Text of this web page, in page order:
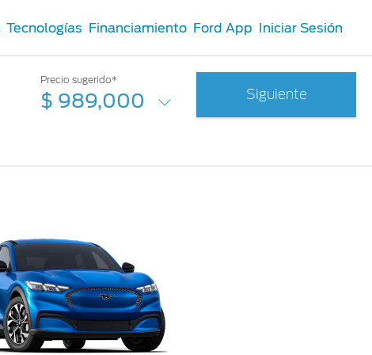
Tecnologías Financiamiento Ford App Iniciar Sesión
Precio sugerido*
$ 989,000 Siguiente